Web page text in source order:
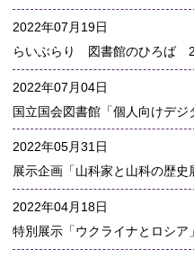
2022年07月19日
らいぶらり 図書館のひろば
2022年07月04日
国立国会図書館「個人向けデ
2022年05月31日
展示企画「山科家と山科の歴史
2022年04月18日
特別展示「ウクライナとロシア」